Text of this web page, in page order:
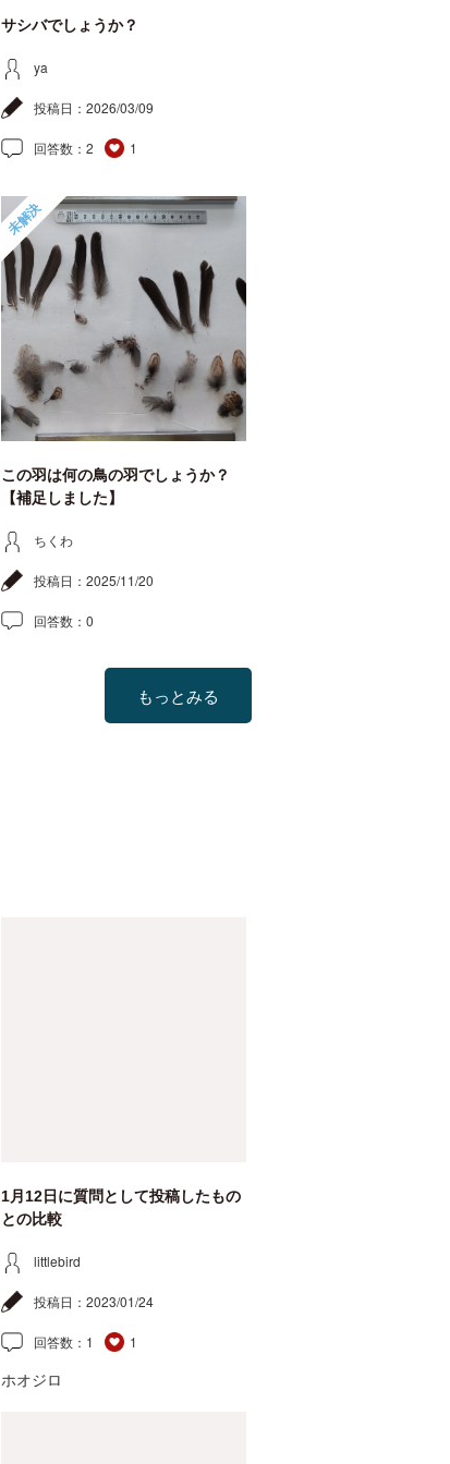
サシバでしょうか？
ya
投稿日： 2026/03/09
回答数： 2 1
未解決
この羽は何の鳥の羽でしょうか？
【補足しました】
ちくわ
投稿日： 2025/11/20
回答数： 0
もっとみる
1月12日に質問として投稿したもの
との比較
littlebird
投稿日： 2023/01/24
回答数： 1 1
ホオジロ